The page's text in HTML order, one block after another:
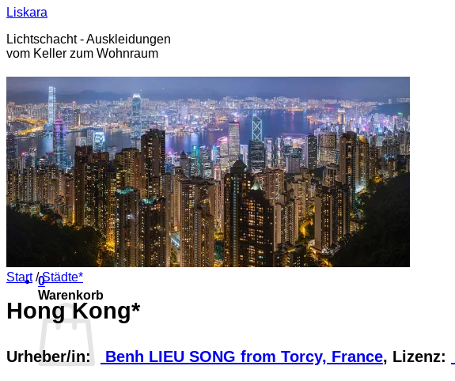
Liskara
Lichtschacht - Auskleidungen
vom Keller zum Wohnraum
Lichtschachtkultur
Warenkorb /0,00€ 0
Es befinden sich keine Produkte im Warenkorb.
Zurück zum Shop
0
Warenkorb
Start / Städte*
Hong Kong*
Urheber/in: Benh LIEU SONG from Torcy, France, Lizenz: